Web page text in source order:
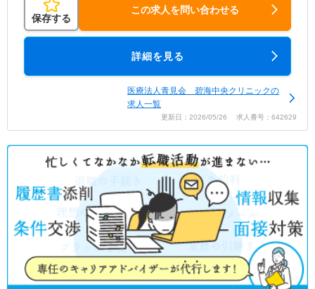
保存する
この求人を問い合わせる
詳細を見る
医療法人青見会 碧海中央クリニックの
求人一覧
更新日：2026/05/26 求人番号：642629